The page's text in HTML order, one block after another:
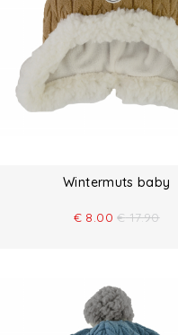
Wintermuts baby
€ 8.00 € 17.90